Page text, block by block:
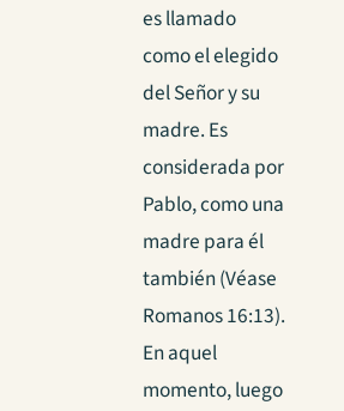
es llamado
como el elegido
del Señor y su
madre. Es
considerada por
Pablo, como una
madre para él
también (Véase
Romanos 16:13).
En aquel
momento, luego